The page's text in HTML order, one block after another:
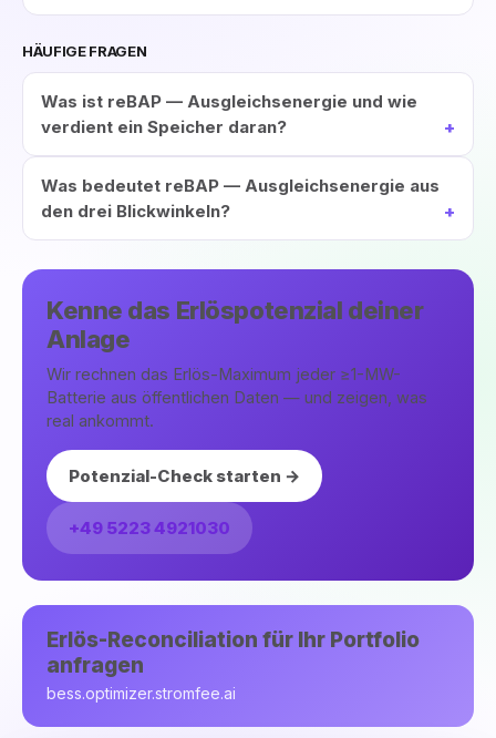
HÄUFIGE FRAGEN
Was ist reBAP — Ausgleichsenergie und wie
verdient ein Speicher daran?
Was bedeutet reBAP — Ausgleichsenergie aus
den drei Blickwinkeln?
Kenne das Erlöspotenzial deiner
Anlage
Wir rechnen das Erlös-Maximum jeder ≥1-MW-
Batterie aus öffentlichen Daten — und zeigen, was
real ankommt.
Potenzial-Check starten →
+49 5223 4921030
Erlös-Reconciliation für Ihr Portfolio
anfragen
bess.optimizer.stromfee.ai